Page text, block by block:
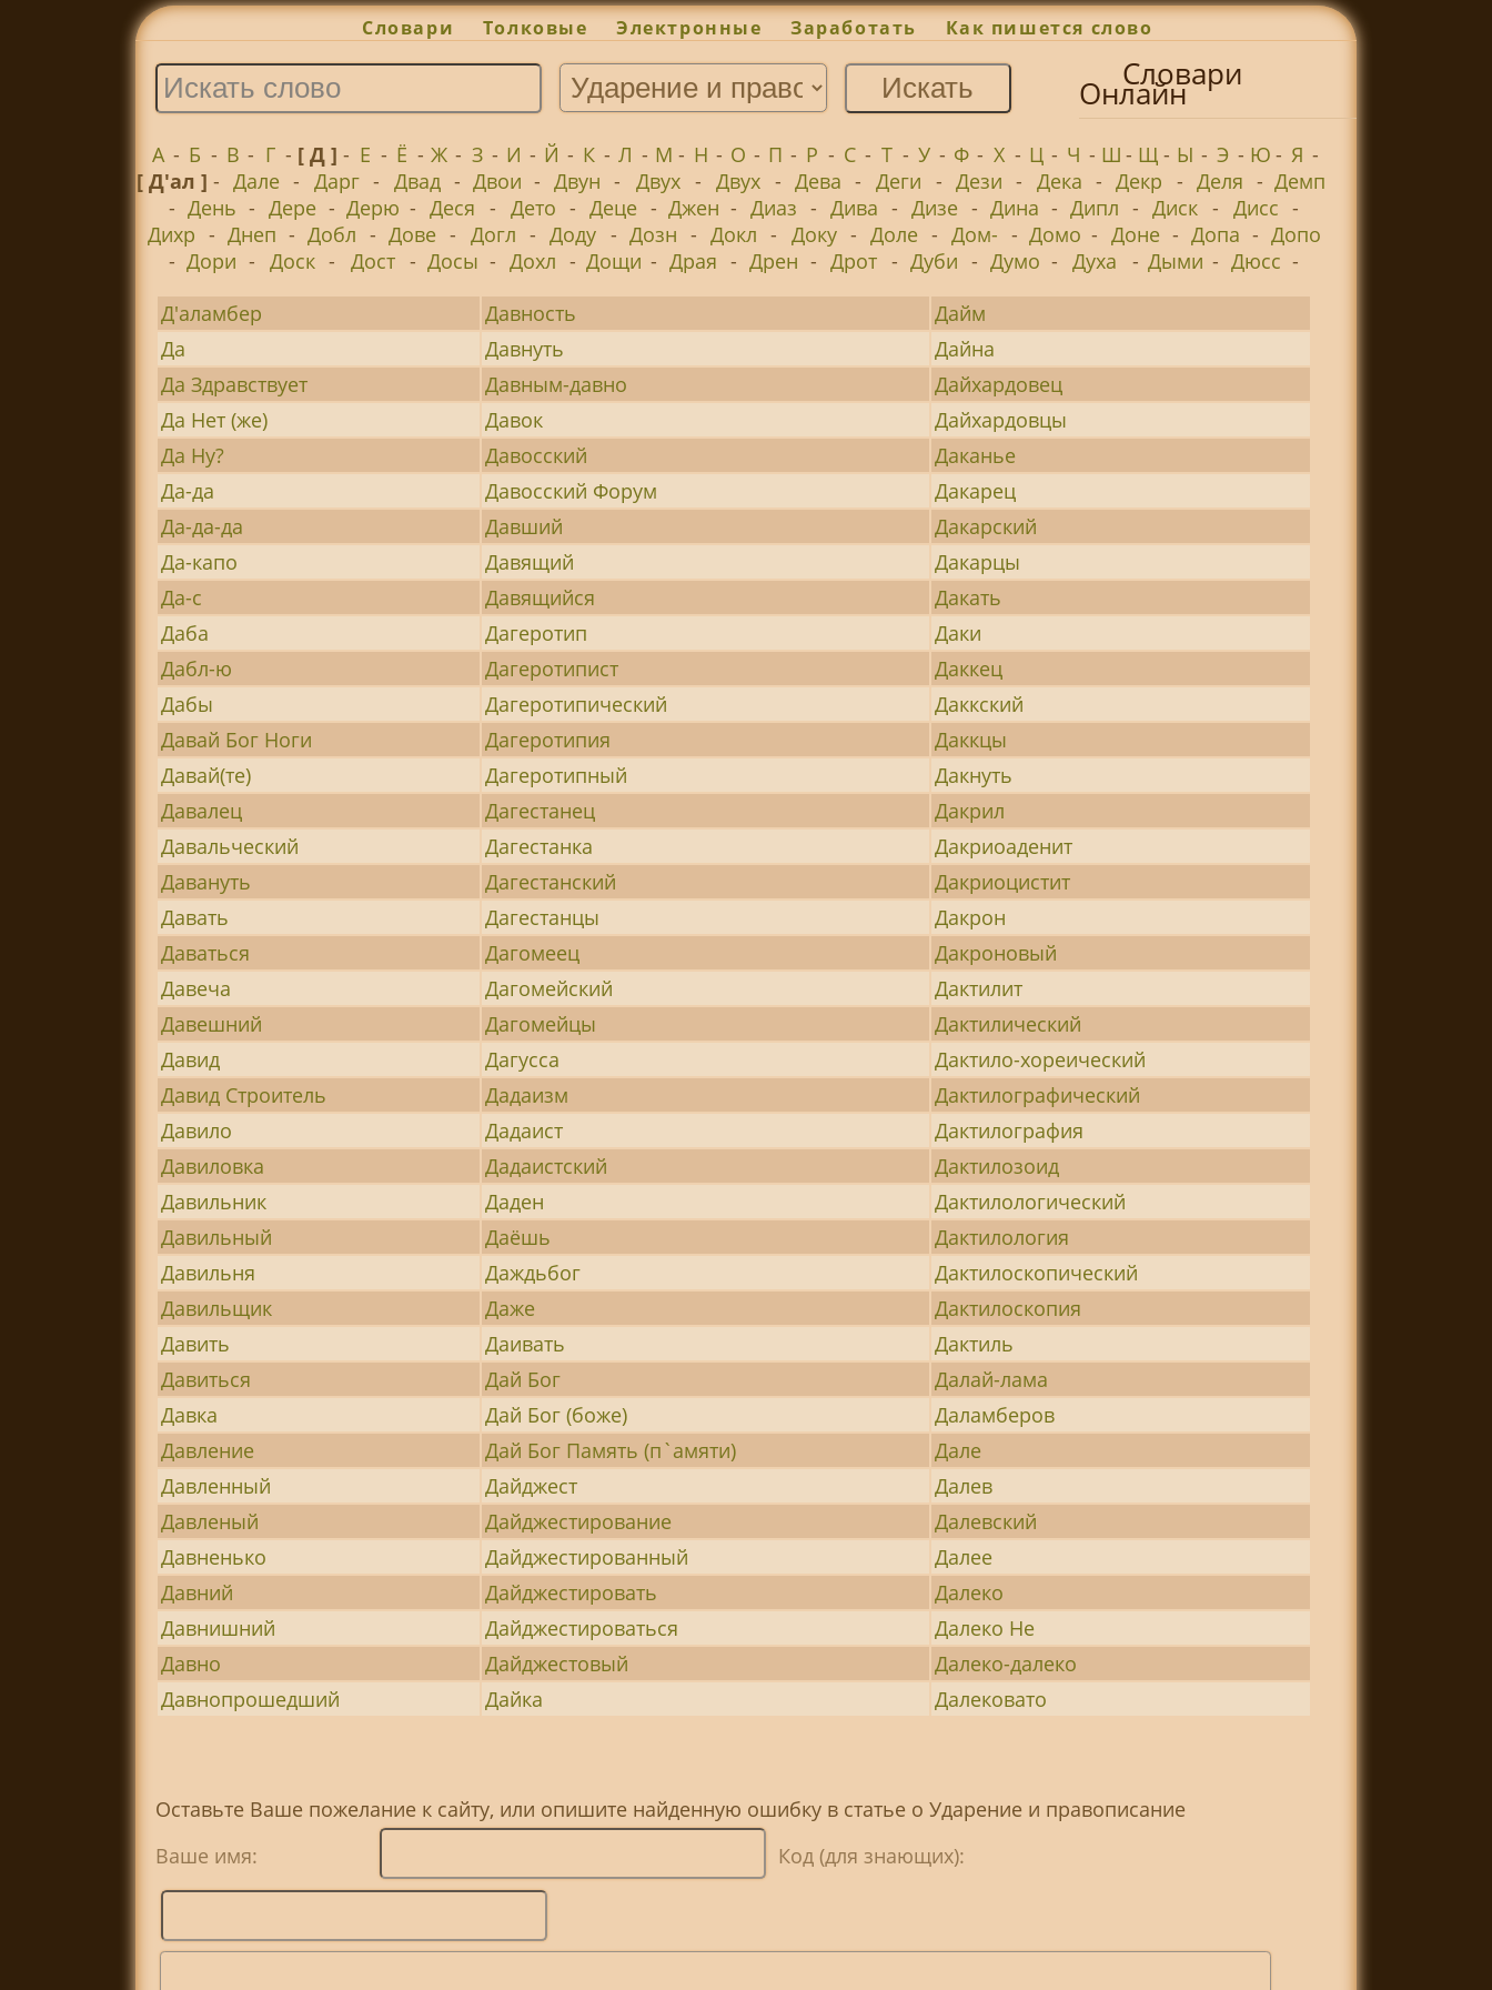
Словари Толковые Электронные Заработать Как пишется слово
Словари
Онлайн
А - Б - В - Г - [ Д ] - Е - Ё - Ж - З - И - Й - К - Л - М - Н - О - П - Р - С - Т - У - Ф - Х - Ц - Ч - Ш - Щ - Ы - Э - Ю- Я -
[ Д'ал ] - Дале - Дарг - Двад - Двои - Двун - Двух - Двух - Дева - Деги - Дези - Дека - Декр - Деля - Демп
- День - Дере - Дерю - Деся - Дето - Деце - Джен - Диаз - Дива - Дизе - Дина - Дипл - Диск - Дисс -
Дихр - Днеп - Добл - Дове - Догл - Доду - Дозн - Докл - Доку - Доле - Дом- - Домо - Доне - Допа - Допо
- Дори - Доск - Дост - Досы - Дохл - Дощи - Драя - Дрен - Дрот - Дуби - Думо - Духа - Дыми - Дюсс -
Д'аламбер
Давность
Дайм
Да
Давнуть
Дайна
Да Здравствует
Давным-давно
Дайхардовец
Да Нет (же)
Давок
Дайхардовцы
Да Ну?
Давосский
Даканье
Да-да
Давосский Форум
Дакарец
Да-да-да
Давший
Дакарский
Да-капо
Давящий
Дакарцы
Да-с
Давящийся
Дакать
Даба
Дагеротип
Даки
Дабл-ю
Дагеротипист
Даккец
Дабы
Дагеротипический
Даккский
Давай Бог Ноги
Дагеротипия
Даккцы
Давай(те)
Дагеротипный
Дакнуть
Давалец
Дагестанец
Дакрил
Давальческий
Дагестанка
Дакриоаденит
Давануть
Дагестанский
Дакриоцистит
Давать
Дагестанцы
Дакрон
Даваться
Дагомеец
Дакроновый
Давеча
Дагомейский
Дактилит
Давешний
Дагомейцы
Дактилический
Давид
Дагусса
Дактило-хореический
Давид Строитель
Дадаизм
Дактилографический
Давило
Дадаист
Дактилография
Давиловка
Дадаистский
Дактилозоид
Давильник
Даден
Дактилологический
Давильный
Даёшь
Дактилология
Давильня
Даждьбог
Дактилоскопический
Давильщик
Даже
Дактилоскопия
Давить
Даивать
Дактиль
Давиться
Дай Бог
Далай-лама
Давка
Дай Бог (боже)
Даламберов
Давление
Дай Бог Память (п`амяти)
Дале
Давленный
Дайджест
Далев
Давленый
Дайджестирование
Далевский
Давненько
Дайджестированный
Далее
Давний
Дайджестировать
Далеко
Давнишний
Дайджестироваться
Далеко Не
Давно
Дайджестовый
Далеко-далеко
Давнопрошедший
Дайка Далековато
Оставьте Ваше пожелание к сайту, или опишите найденную ошибку в статье о Ударение и правописание
Ваше имя:
Код (для знающих):